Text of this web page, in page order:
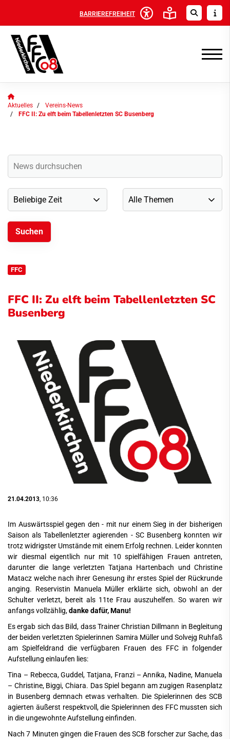
BARRIEREFREIHEIT
Aktuelles
Vereins-News
FFC II: Zu elft beim Tabellenletzten SC Busenberg
FFC
FFC II: Zu elft beim Tabellenletzten SC
Busenberg
21.04.2013 , 10:36
Im Auswärtsspiel gegen den - mit nur einem Sieg in der bisherigen
Saison als Tabellenletzter agierenden - SC Busenberg konnten wir
trotz widrigster Umstände mit einem Erfolg rechnen. Leider konnten
wir diesmal eigentlich nur mit 10 spielfähigen Frauen antreten,
darunter die lange verletzten Tatjana Hartenbach und Christine
Matacz welche nach ihrer Genesung ihr erstes Spiel der Rückrunde
anging. Reservistin Manuela Müller erklärte sich, obwohl an der
Schulter verletzt, bereit als 11te Frau auszuhelfen. So waren wir
anfangs vollzählig,danke dafür, Manu!
Es ergab sich das Bild, dass Trainer Christian Dillmann in Begleitung
der beiden verletzten Spielerinnen Samira Müller und Solvejg Ruhfaß
am Spielfeldrand die verfügbaren Frauen des FFC in folgender
Aufstellung einlaufen lies:
Tina – Rebecca, Guddel, Tatjana, Franzi – Annika, Nadine, Manuela
– Christine, Biggi, Chiara. Das Spiel begann am zugigen Rasenplatz
in Busenberg demnach etwas verhalten. Die Spielerinnen des SCB
agierten äußerst respektvoll, die Spielerinnen des FFC mussten sich
in die ungewohnte Aufstellung einfinden.
Nach 7 Minuten gingen die Frauen des SCB forscher zur Sache, das